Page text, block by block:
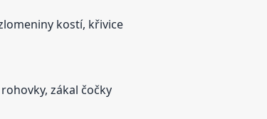
kostí, křivice
zákal čočky